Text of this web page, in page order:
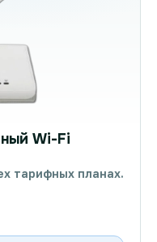
Wi-Fi
тарифных планах.